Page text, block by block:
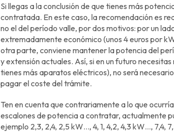
Si llegas a la conclusión de que tienes más
contratada. En este caso, la recomendación es
no el del período valle, por dos motivos: por un
extremadamente económico (unos 4 euros por
otra parte, conviene mantener la potencia del
y extensión actuales. Así, si en un futuro
tienes más aparatos eléctricos), no será
pagar el coste del trámite.
Ten en cuenta que contrariamente a lo que
escalones de potencia a contratar, actualmente
ejemplo 2,3, 2,4, 2,5 kW…, 4, 1, 4,2, 4,3 kW…, 7,4,